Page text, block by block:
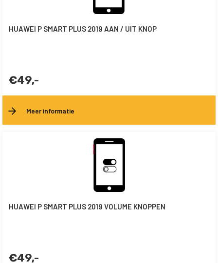
HUAWEI P SMART PLUS 2019 AAN / UIT KNOP
€49,-
Meer informatie
HUAWEI P SMART PLUS 2019 VOLUME KNOPPEN
€49,-